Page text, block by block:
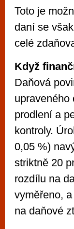
Toto je
daní se
celé
Když
Daňová
upraveného
prodlení a
kontroly.
0,05 %)
striktně 20
rozdílu na
vyměřeno,
na daňové